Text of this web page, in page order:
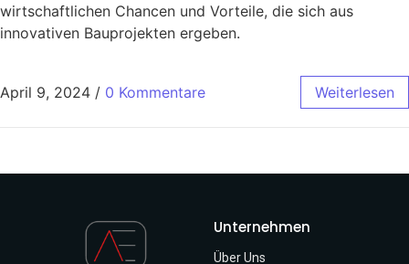
wirtschaftlichen Chancen und Vorteile, die sich aus
innovativen Bauprojekten ergeben.
April 9, 2024 / 0 Kommentare Weiterlesen
Unternehmen
Über Uns